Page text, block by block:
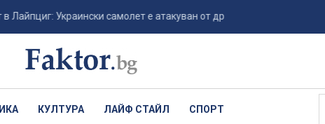
Украински самолет е атакуван от дрон-камикадзе - детон...
КУЛТУРА ЛАЙФ СТАЙЛ СПОРТ